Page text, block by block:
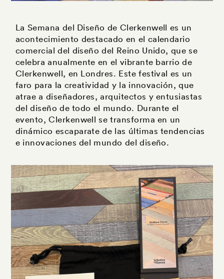
La Semana del Diseño de Clerkenwell es un
acontecimiento destacado en el calendario
comercial del diseño del Reino Unido, que se
celebra anualmente en el vibrante barrio de
Clerkenwell, en Londres. Este festival es un
faro para la creatividad y la innovación, que
atrae a diseñadores, arquitectos y entusiastas
del diseño de todo el mundo. Durante el
evento, Clerkenwell se transforma en un
dinámico escaparate de las últimas tendencias
e innovaciones del mundo del diseño.